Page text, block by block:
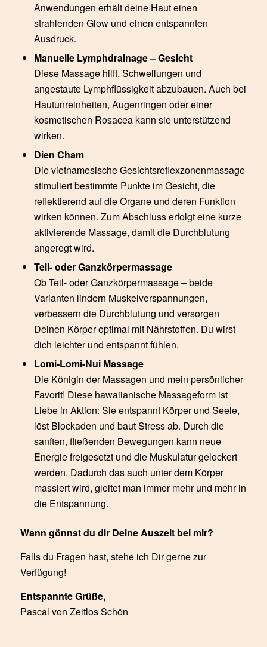
Anwendungen erhält deine Haut einen
strahlenden Glow und einen entspannten
Ausdruck.
Manuelle Lymphdrainage – Gesicht
Diese Massage hilft, Schwellungen und
angestaute Lymphflüssigkeit abzubauen. Auch bei
Hautunreinheiten, Augenringen oder einer
kosmetischen Rosacea kann sie unterstützend
wirken.
Dien Cham
Die vietnamesische Gesichtsreflexzonenmassage
stimuliert bestimmte Punkte im Gesicht, die
reflektierend auf die Organe und deren Funktion
wirken können. Zum Abschluss erfolgt eine kurze
aktivierende Massage, damit die Durchblutung
angeregt wird.
Teil- oder Ganzkörpermassage
Ob Teil- oder Ganzkörpermassage – beide
Varianten lindern Muskelverspannungen,
verbessern die Durchblutung und versorgen
Deinen Körper optimal mit Nährstoffen. Du wirst
dich leichter und entspannt fühlen.
Lomi-Lomi-Nui Massage
Die Königin der Massagen und mein persönlicher
Favorit! Diese hawaiianische Massageform ist
Liebe in Aktion: Sie entspannt Körper und Seele,
löst Blockaden und baut Stress ab. Durch die
sanften, fließenden Bewegungen kann neue
Energie freigesetzt und die Muskulatur gelockert
werden. Dadurch das auch unter dem Körper
massiert wird, gleitet man immer mehr und mehr in
die Entspannung.
Wann gönnst du dir Deine Auszeit bei mir?
Falls du Fragen hast, stehe ich Dir gerne zur
Verfügung!
Entspannte Grüße,
Pascal von Zeitlos Schön